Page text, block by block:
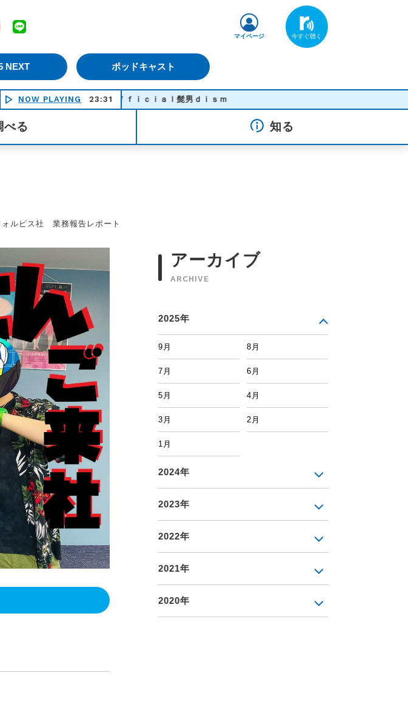
YouTube
NEXT ポッドキャスト
マイページ
NOW PLAYING 23:31
スター - Ｏｆｆｉｃｉａｌ髭男ｄｉｓｍ
べる 知る
ォルピス社 業務報告レポート
アーカイブ
ARCHIVE
2025年
9月 8月
7月 6月
5月 4月
3月 2月
1月
2024年
2023年
2022年
2021年
2020年